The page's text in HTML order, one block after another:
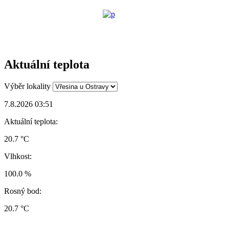
Aktuální teplota
Výběr lokality
7.8.2026 03:51
Aktuální teplota:
20.7 °C
Vlhkost:
100.0 %
Rosný bod:
20.7 °C